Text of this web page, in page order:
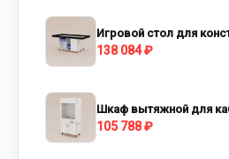
Игровой стол для
138 084 ₽
Шкаф вытяжной для
105 788 ₽